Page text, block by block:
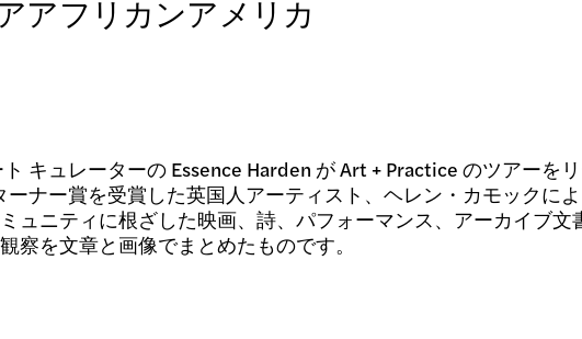
ログラム
イブ
アフリカンアメリカ
キュレーターの Essence Harden が Art + Practice のツアーを
ーナー賞を受賞した英国人アーティスト、ヘレン・カモックに
ュニティに根ざした映画、詩、パフォーマンス、アーカイブ
察を文章と画像でまとめたものです。